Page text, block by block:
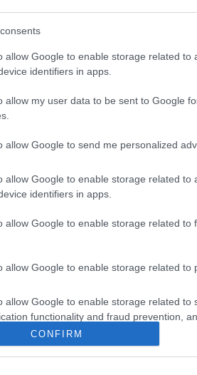
allow Google to enable storage related to
identifiers in apps.
allow my user data to be sent to Google
allow Google to send me personalized
allow Google to enable storage related to
identifiers in apps.
allow Google to enable storage related to
allow Google to enable storage related to
allow Google to enable storage related to
functionality and fraud prevention,
CONFIRM
se hagyják a
gyermeket vagy
áll a közleményben.
légkondicionált, hűtött
listája
függvényében bárki igénybe
az EGRI ÜGYEK Google